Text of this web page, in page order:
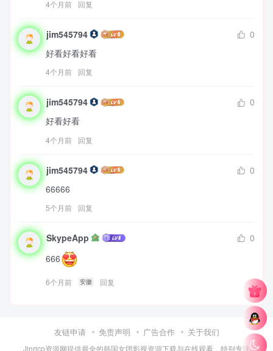
4个月前 回复
jim545794
0
好看好看好看
4个月前 回复
jim545794
0
好看好看
4个月前 回复
jim545794
0
66666
5个月前 回复
SkypeApp
0
666
6个月前 安徽 回复
友链申请 免责声明 广告合作 关于我们
Jinricp资源网提供最全的韩国女团影视资源下载与在线观看，特别专注